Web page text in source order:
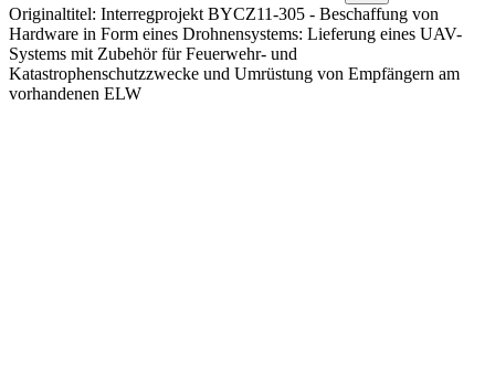
Originaltitel: Interregprojekt BYCZ11-305 - Beschaffung von
Hardware in Form eines Drohnensystems: Lieferung eines UAV-
Systems mit Zubehör für Feuerwehr- und
Katastrophenschutzzwecke und Umrüstung von Empfängern am
vorhandenen ELW